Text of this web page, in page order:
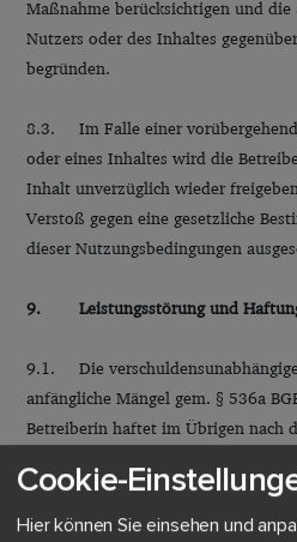
Maßnahme berücksichtigen und die
Nutzers oder des Inhaltes
begründen.
8.3. Im Falle einer
oder eines Inhaltes wird die
Inhalt unverzüglich wieder
Verstoß gegen eine gesetzliche
dieser Nutzungsbedingungen
9. Leistungsstörung und
9.1. Die
anfängliche Mängel gem. § 536a
Betreiberin haftet im Übrigen nach
9.2. Die Betreiberin haftet jeweils
Cookie-
Hier können Sie einsehen und